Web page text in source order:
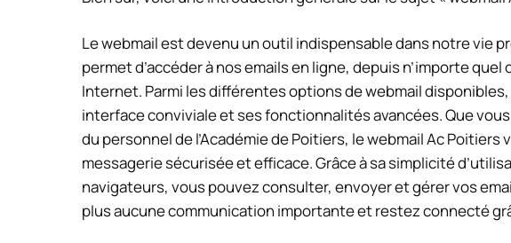
Le webmail est devenu un outil indispensable dans notre vie
permet d’accéder à nos emails en ligne, depuis n’importe
Internet. Parmi les différentes options de webmail
interface conviviale et ses fonctionnalités avancées. Que
du personnel de l’Académie de Poitiers, le webmail Ac
messagerie sécurisée et efficace. Grâce à sa simplicité
navigateurs, vous pouvez consulter, envoyer et gérer vos
plus aucune communication importante et restez connecté